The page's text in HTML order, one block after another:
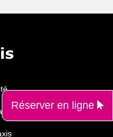
Réserver en ligne